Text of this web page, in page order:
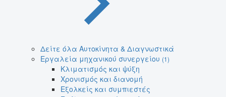
Δείτε όλα Αυτοκίνητα & Διαγνωστικά
Εργαλεία μηχανικού συνεργείου (1)
Κλιματισμός και ψύξη
Χρονισμός και διανομή
Εξολκείς και συμπιεστές